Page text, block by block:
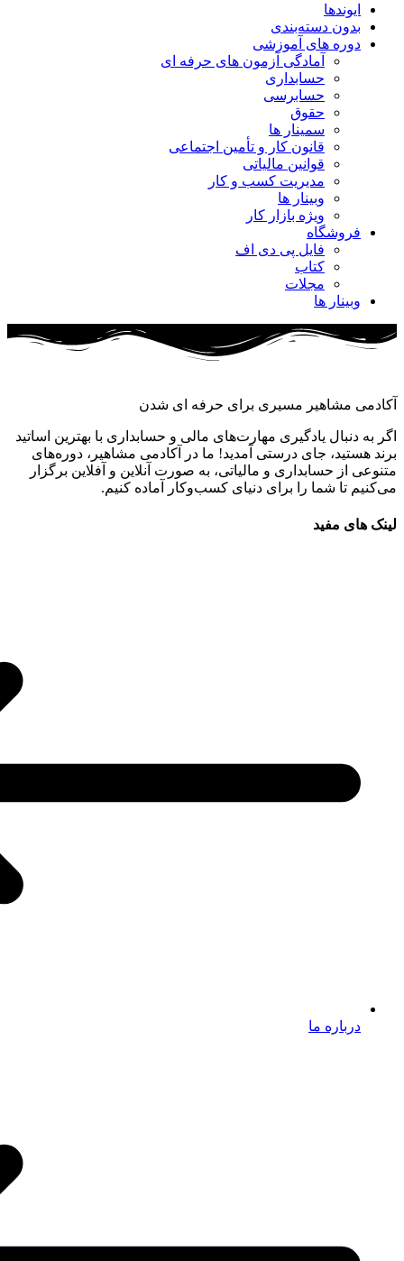
ایوندها
بدون دسته‌بندی
دوره های آموزشی
آمادگی آزمون های حرفه ای
حسابداری
حسابرسی
حقوق
سمینار ها
قانون کار و تأمین اجتماعی
قوانین مالیاتی
مدیریت کسب و کار
وبینار ها
ویژه بازار کار
فروشگاه
فایل پی دی اف
کتاب
مجلات
وبینار ها
آکادمی مشاهیر مسیری برای حرفه ای شدن
اگر به دنبال یادگیری مهارت‌های مالی و حسابداری با بهترین اساتید
برند هستید، جای درستی آمدید! ما در آکادمی مشاهیر، دوره‌های
متنوعی از حسابداری و مالیاتی، به صورت آنلاین و آفلاین برگزار
می‌کنیم تا شما را برای دنیای کسب‌وکار آماده کنیم.
لینک های مفید
درباره ما